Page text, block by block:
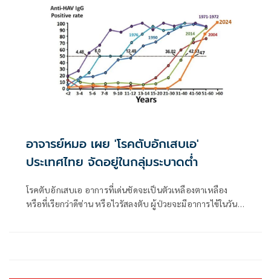
อาจารย์หมอ เผย 'โรคตับอักเสบเอ'
ประเทศไทย จัดอยู่ในกลุ่มระบาดต่ำ
โรคตับอักเสบเอ อาการที่เด่นชัดจะเป็นตัวเหลืองตาเหลือง
หรือที่เรียกว่าดีซ่าน หรือไวรัสลงตับ ผู้ป่วยจะมีอาการไข้ในวัน